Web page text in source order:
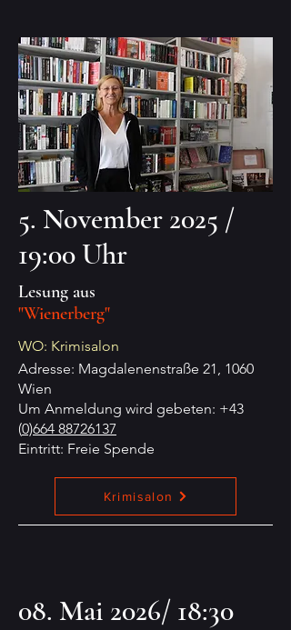
5. November 2025 /
19:00 Uhr
Lesung aus
"Wienerberg"
WO: Krimisalon
Adresse: Magdalenenstraße 21, 1060
Wien
Um Anmeldung wird gebeten: +43
(0)664 88726137
Eintritt: Freie Spende
Krimisalon
08. Mai 2026/ 18:30